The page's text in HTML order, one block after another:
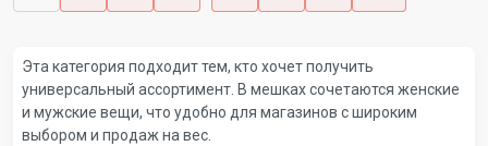
Эта категория подходит тем, кто хочет получить
универсальный ассортимент. В мешках сочетаются женские
и мужские вещи, что удобно для магазинов с широким
выбором и продаж на вес.